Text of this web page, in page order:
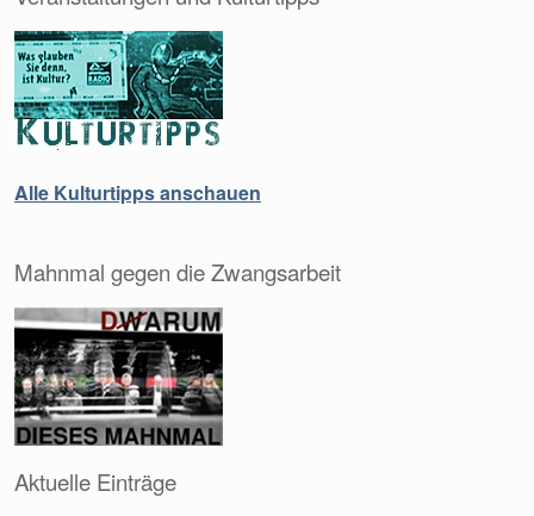
Alle Kulturtipps anschauen
Mahnmal gegen die Zwangsarbeit
Aktuelle Einträge